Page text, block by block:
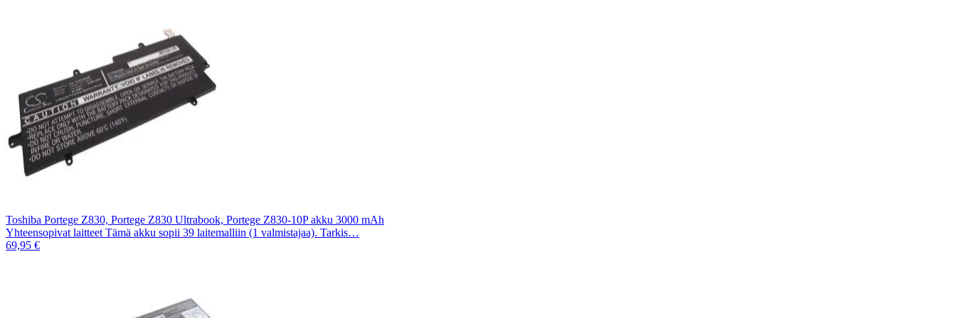
Toshiba Portege Z830, Portege Z830 Ultrabook, Portege Z830-10P akku 3000 mAh
Yhteensopivat laitteet Tämä akku sopii 39 laitemalliin (1 valmistajaa). Tarkis…
69,95 €